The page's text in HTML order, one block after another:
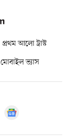
প্রথম আলো ট্রাস্ট
মোবাইল ভ্যাস